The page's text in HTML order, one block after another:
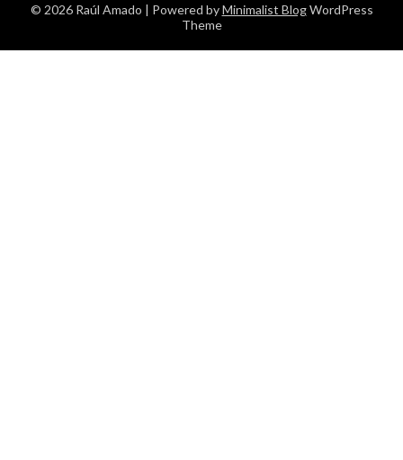
© 2026 Raúl Amado | Powered byMinimalist BlogWordPress
Theme